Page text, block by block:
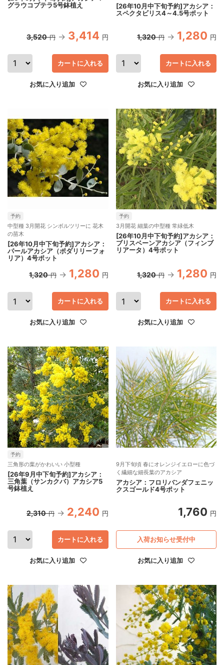
グラウコプテラ5号鉢植え
3,520 円 3,414 円
お気に入り追加
カートに入れる
[26年10月中下旬予約]アカシア：
スペクタビリス4～4.5号ポット
1,320 円 1,280 円
お気に入り追加
カートに入れる
予約
中型種 3月開花 シンボルツリーに 花木
の苗木
[26年10月中下旬予約]アカシア：
パールアカシア（ポダリリーフォ
リア）4号ポット
1,320 円 1,280 円
お気に入り追加
カートに入れる
予約
3月開花 細葉の中型種 常緑低木
[26年10月中下旬予約]アカシア：
ブリスベーンアカシア（フィンブ
リアータ）4号ポット
1,320 円 1,280 円
お気に入り追加
カートに入れる
予約
三角形の葉がかわいい 小型種
[26年9月中下旬予約]アカシア：
三角葉（サンカクバ）アカシア5
号鉢植え
2,310 円 2,240 円
お気に入り追加
カートに入れる
9月下旬頃 春にオレンジイエローに色づ
く繊細な細長葉のアカシア
アカシア：フロリバンダフェニッ
クスゴールド4号ポット
1,760 円
お気に入り追加
入荷お知らせ受付中